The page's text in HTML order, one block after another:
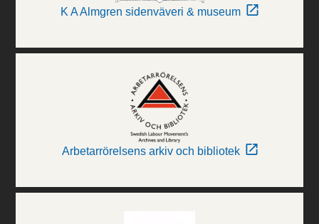
K A Almgren sidenväveri & museum
Arbetarrörelsens arkiv och bibliotek